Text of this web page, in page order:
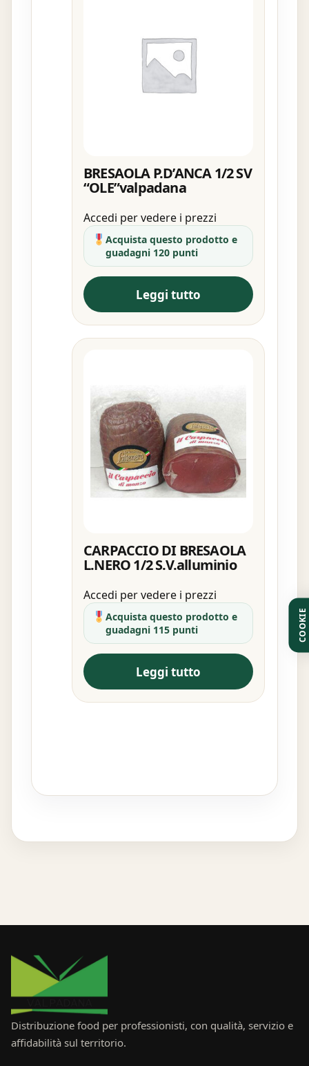
BRESAOLA P.D’ANCA 1/2 SV
“OLE”valpadana
Accedi per vedere i prezzi
Acquista questo prodotto e
guadagni 120 punti
Leggi tutto
CARPACCIO DI BRESAOLA
L.NERO 1/2 S.V.alluminio
Accedi per vedere i prezzi
Acquista questo prodotto e
guadagni 115 punti
Leggi tutto
Distribuzione food per professionisti, con qualità, servizio e
affidabilità sul territorio.
COOKIE